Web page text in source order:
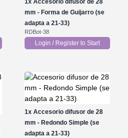
mm - Forma de Guijarro (se
adapta a 21-33)
RDBot-38
Login / Register to Start
1x Accesorio difusor de 28
mm - Redondo Simple (se
adapta a 21-33)